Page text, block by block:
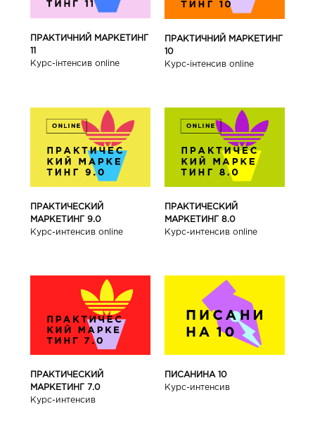
ПРАКТИЧНИЙ МАРКЕТИНГ
Курс-інтенсив online
ПРАКТИЧНИЙ МАРКЕТИНГ
10
Курс-інтенсив online
ПРАКТИЧЕСКИЙ
МАРКЕТИНГ 9.0
Курс-интенсив online
ПРАКТИЧЕСКИЙ
МАРКЕТИНГ 8.0
Курс-интенсив online
ПРАКТИЧЕСКИЙ
МАРКЕТИНГ 7.0
Курс-интенсив
ПИСАНИНА 10
Курс-интенсив